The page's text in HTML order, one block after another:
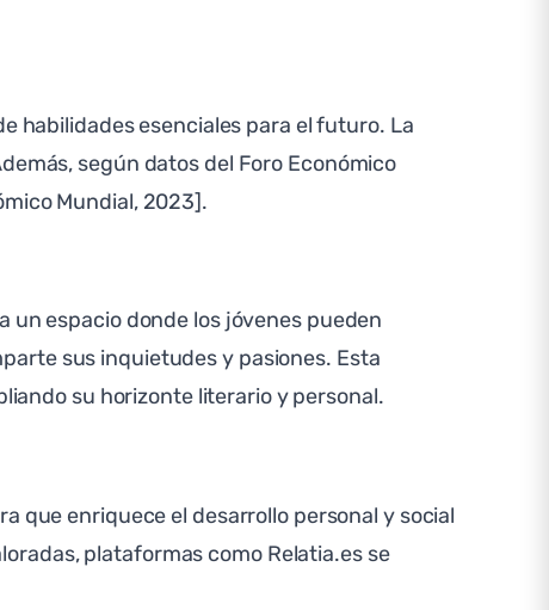
habilidades esenciales para el futuro. La
según datos del Foro Económico
Mundial, 2023].
un espacio donde los jóvenes pueden
sus inquietudes y pasiones. Esta
su horizonte literario y personal.
que enriquece el desarrollo personal y social
plataformas como Relatia.es se